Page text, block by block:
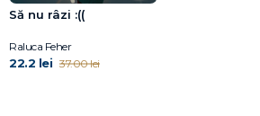
Să nu râzi :((
Raluca Feher
22.2 lei 37.00 lei